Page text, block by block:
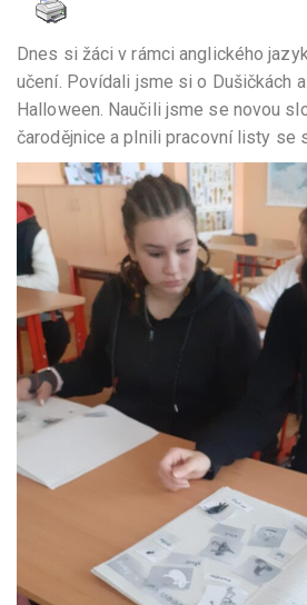
Dnes si žáci v rámci anglického
učení. Povídali jsme si o Dušičkách
Halloween. Naučili jsme se novou
čarodějnice a plnili pracovní listy se